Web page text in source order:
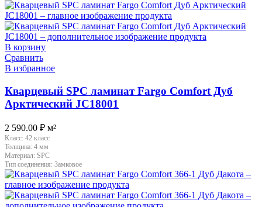
В корзину
Сравнить
В избранное
Кварцевый SPC ламинат Fargo Comfort Дуб
Арктический JC18001
2 590.00 ₽ м²
Класс: 42 класс
Толщина: 4 мм
Материал: SPC
Тип соединения: Замковое